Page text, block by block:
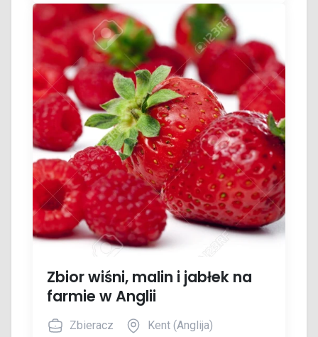
Zbior wiśni, malin i jabłek na
farmie w Anglii
Zbieracz Kent (Anglija)